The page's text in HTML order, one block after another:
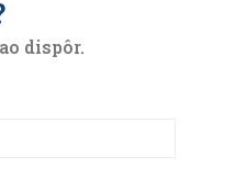
dispôr.